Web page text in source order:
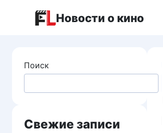
Новости о кино
Поиск
Свежие записи